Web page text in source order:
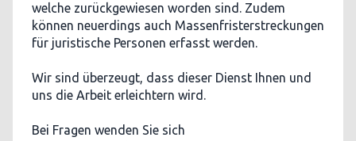
welche zurückgewiesen worden sind. Zudem
können neuerdings auch Massenfristerstreckungen
für juristische Personen erfasst werden.
Wir sind überzeugt, dass dieser Dienst Ihnen und
uns die Arbeit erleichtern wird.
Bei Fragen wenden Sie sich